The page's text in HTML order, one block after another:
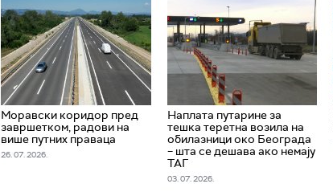
Моравски коридор пред
завршетком, радови на
више путних праваца
26. 07. 2026.
Наплата путарине за
тешка теретна возила на
обилазници око Београда
– шта се дешава ако немају
ТАГ
03. 07. 2026.